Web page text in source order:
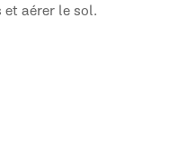
et aérer le sol.